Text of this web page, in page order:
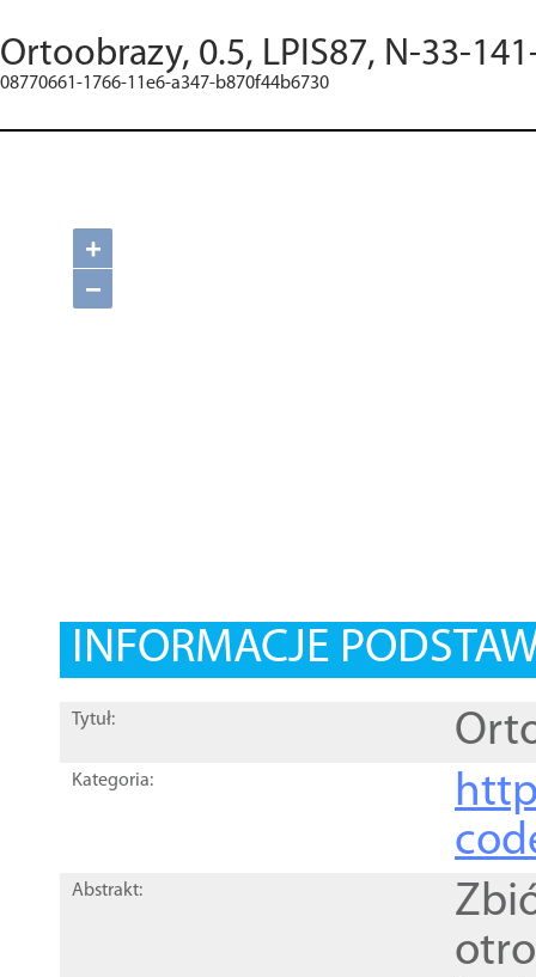
Ortoobrazy, 0.5, LPIS87, N-33-
08770661-1766-11e6-a347-b870f44b6730
+
−
INFORMACJE
Tytuł:
Kategoria:
Abstrakt: